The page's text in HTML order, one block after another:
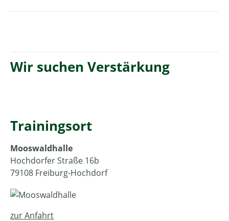
Wir suchen Verstärkung
Trainingsort
Mooswaldhalle
Hochdorfer Straße 16b
79108 Freiburg-Hochdorf
zur Anfahrt